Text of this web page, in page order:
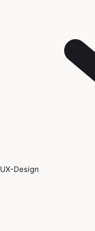
UX-Design